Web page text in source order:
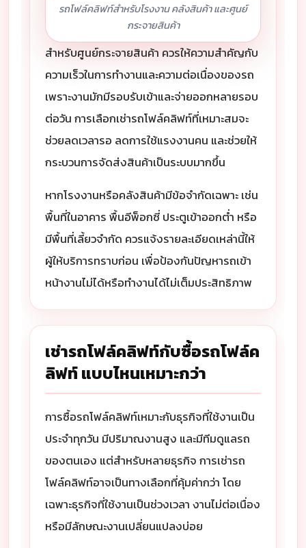
รถโฟล์คลิฟท์สำหรับโรงงาน คลังสินค้า และศูนย์
กระจายสินค้า
สำหรับศูนย์กระจายสินค้า ควรให้ความสำคัญกับ
ความเร็วในการทำงานและความต่อเนื่องของรถ
เพราะงานมักมีรอบรับเข้าและจ่ายออกหลายรอบ
ต่อวัน การเลือกเช่ารถโฟล์คลิฟท์ที่เหมาะสมจะ
ช่วยลดเวลารอ ลดการใช้แรงงานคน และช่วยให้
กระบวนการจัดส่งสินค้าเป็นระบบมากขึ้น
หากโรงงานหรือคลังสินค้ามีข้อจำกัดเฉพาะ เช่น
พื้นที่ในอาคาร พื้นอีพ็อกซี่ ประตูเข้าออกต่ำ หรือ
มีพื้นที่เลี้ยวจำกัด ควรแจ้งรายละเอียดเหล่านี้ให้
ผู้ให้บริการทราบก่อน เพื่อป้องกันปัญหารถเข้า
หน้างานไม่ได้หรือทำงานได้ไม่เต็มประสิทธิภาพ
เช่ารถโฟล์คลิฟท์กับซื้อรถโฟล์ค
ลิฟท์ แบบไหนเหมาะกว่า
การซื้อรถโฟล์คลิฟท์เหมาะกับธุรกิจที่ใช้งานเป็น
ประจำทุกวัน มีปริมาณงานสูง และมีทีมดูแลรถ
ของตนเอง แต่สำหรับหลายธุรกิจ การเช่ารถ
โฟล์คลิฟท์อาจเป็นทางเลือกที่คุ้มค่ากว่า โดย
เฉพาะธุรกิจที่ใช้งานเป็นช่วงเวลา งานไม่ต่อเนื่อง
หรือมีลักษณะงานเปลี่ยนแปลงบ่อย